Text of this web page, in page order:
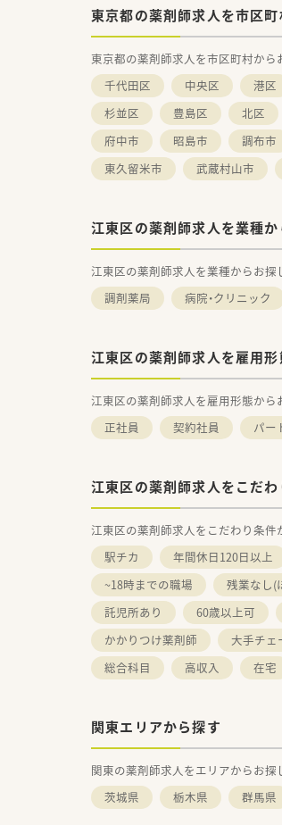
東京都の薬剤師求人を市区
東京都の薬剤師求人を市区町村から
千代田区
中央区 港区
杉並区
豊島区 北区
府中市
昭島市 調布市
東久留米市
武蔵村山市
江東区の薬剤師求人を業種か
江東区の薬剤師求人を業種からお探
調剤薬局
病院・クリニック
江東区の薬剤師求人を雇用
江東区の薬剤師求人を雇用形態から
正社員
契約社員 パー
江東区の薬剤師求人をこだ
江東区の薬剤師求人をこだわり条件
駅チカ
年間休日120日以上
~18時までの職場
残業なし(
託児所あり
60歳以上可
かかりつけ薬剤師
大手チェ
総合科目
高収入 在宅
関東エリアから探す
関東の薬剤師求人をエリアからお探
茨城県
栃木県 群馬県